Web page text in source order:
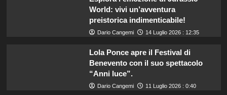
World: vivi un’avventura
preistorica indimenticabile!
Dario Cangemi 14 Luglio 2026 : 12:35
Lola Ponce apre il Festival di
Benevento con il suo spettacolo
“Anni luce”.
Dario Cangemi 11 Luglio 2026 : 0:40